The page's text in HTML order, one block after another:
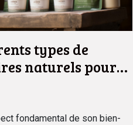
types de
naturels pour
fondamental de son bien-